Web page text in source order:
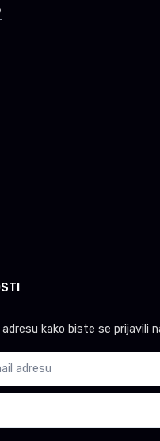
kako biste se prijavili